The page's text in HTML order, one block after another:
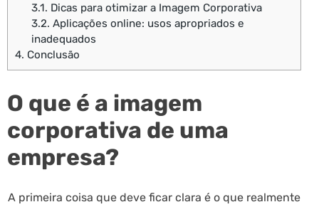
3.1. Dicas para otimizar a Imagem Corporativa
3.2. Aplicações online: usos apropriados e
inadequados
4. Conclusão
O que é a imagem
corporativa de uma
empresa?
A primeira coisa que deve ficar clara é o que realmente